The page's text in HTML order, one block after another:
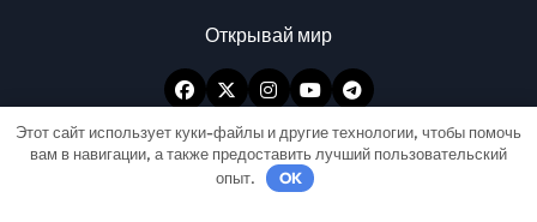
Открывай мир
Этот сайт использует куки-файлы и другие технологии, чтобы помочь
вам в навигации, а также предоставить лучший пользовательский
опыт.
OK